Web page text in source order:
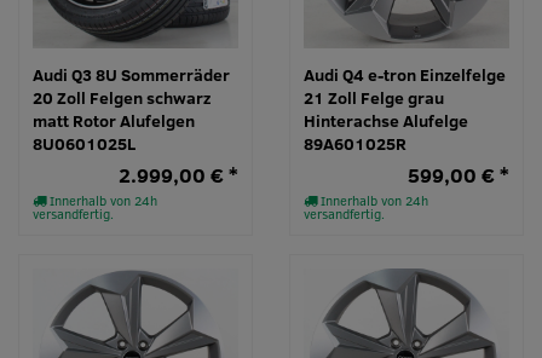
Audi Q3 8U Sommerräder
20 Zoll Felgen schwarz
matt Rotor Alufelgen
8U0601025L
Innerhalb von 24h
versandfertig.
2.999,00 € *
Audi Q4 e-tron Einzelfelge
21 Zoll Felge grau
Hinterachse Alufelge
89A601025R
Innerhalb von 24h
versandfertig.
599,00 € *